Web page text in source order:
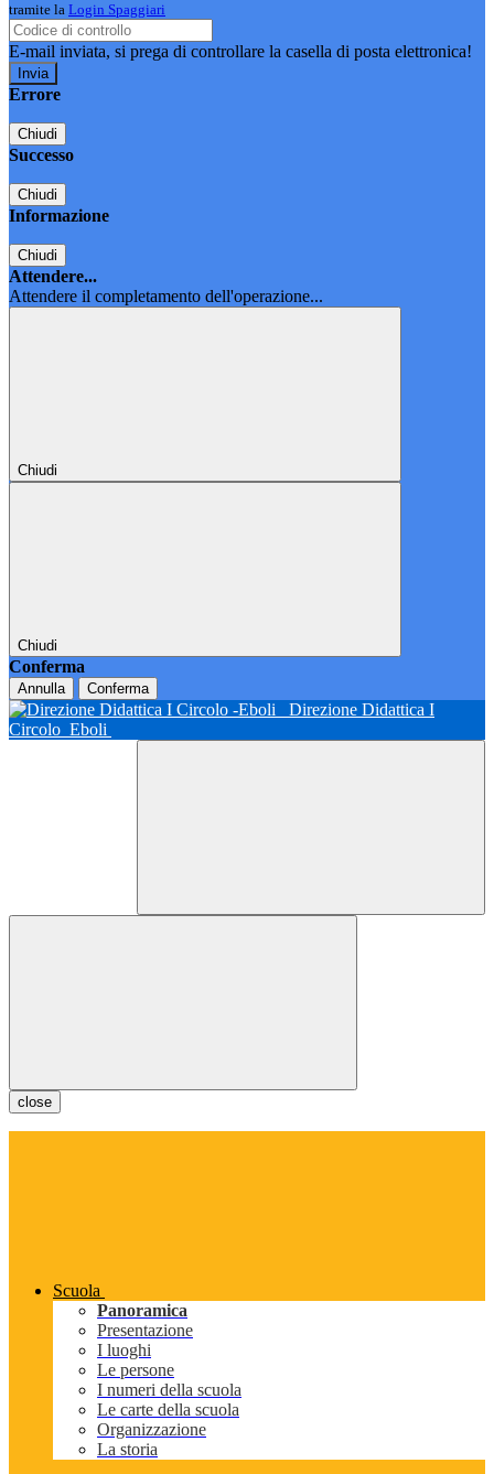
tramite la Login Spaggiari
E-mail inviata, si prega di controllare la casella di posta elettronica!
Errore
Chiudi
Successo
Chiudi
Informazione
Chiudi
Attendere...
Attendere il completamento dell'operazione...
Chiudi
Chiudi
Conferma
Annulla Conferma
Direzione Didattica I
Circolo Eboli
close
Scuola
Panoramica
Presentazione
I luoghi
Le persone
I numeri della scuola
Le carte della scuola
Organizzazione
La storia